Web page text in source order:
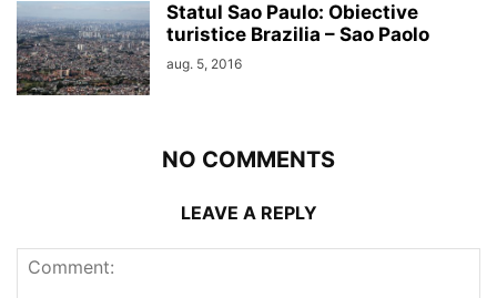
Statul Sao Paulo: Obiective
turistice Brazilia – Sao Paolo
aug. 5, 2016
NO COMMENTS
LEAVE A REPLY